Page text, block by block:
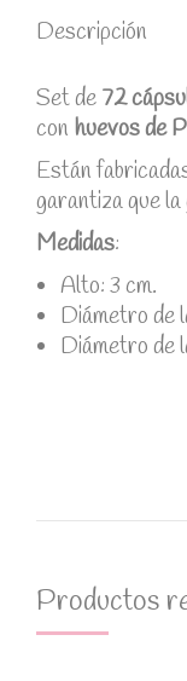
Descripción
Set de72
con huevos de
Están
garantiza que
Medidas:
Alto: 3 cm.
Diámetro de
Diámetro de
Productos